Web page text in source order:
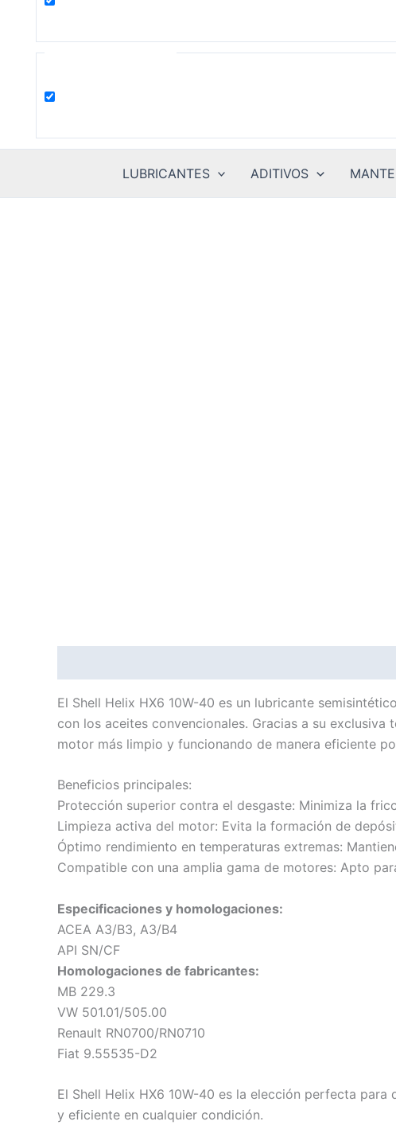
LUBRICANTES ADITIVOS
El Shell Helix HX6 10W-40 es un lubricante
con los aceites convencionales. Gracias a su
motor más limpio y funcionando de manera eficiente
Beneficios principales:
Protección superior contra el desgaste: Minimiza la
Limpieza activa del motor: Evita la formación de
Óptimo rendimiento en temperaturas extremas:
Compatible con una amplia gama de motores: Apto
Especificaciones y homologaciones:
ACEA A3/B3, A3/B4
API SN/CF
Homologaciones de fabricantes:
MB 229.3
VW 501.01/505.00
Renault RN0700/RN0710
Fiat 9.55535-D2
El Shell Helix HX6 10W-40 es la elección perfecta
y eficiente en cualquier condición.